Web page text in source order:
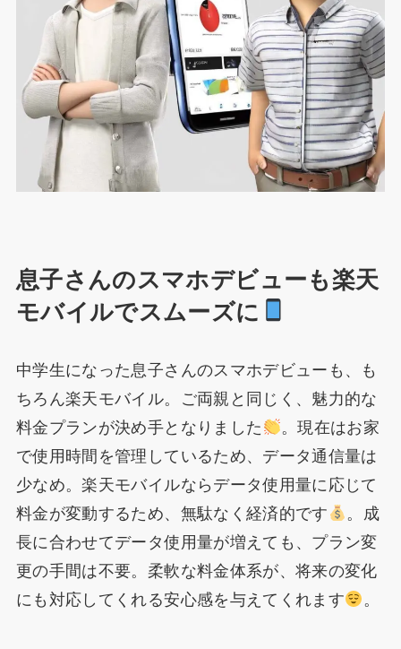
息子さんのスマホデビューも楽天
モバイルでスムーズに
中学生になった息子さんのスマホデビューも、も
ちろん楽天モバイル。ご両親と同じく、魅力的な
料金プランが決め手となりました
。現在はお家
で使用時間を管理しているため、データ通信量は
少なめ。楽天モバイルならデータ使用量に応じて
料金が変動するため、無駄なく経済的です
。成
長に合わせてデータ使用量が増えても、プラン変
更の手間は不要。柔軟な料金体系が、将来の変化
にも対応してくれる安心感を与えてくれます
。